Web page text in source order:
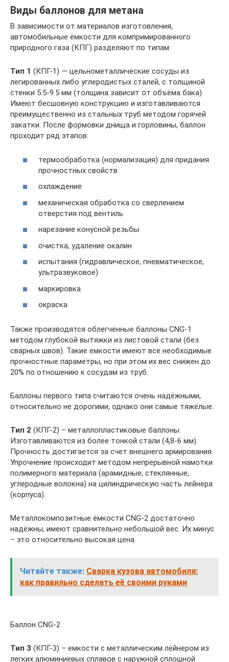
Виды баллонов для метана
В зависимости от материалов изготовления,
автомобильные ёмкости для компримированного
природного газа (КПГ) разделяют по типам:
Тип 1 (КПГ-1) — цельнометаллические сосуды из
легированных либо углеродистых сталей, с толщиной
стенки 5.5-9.5 мм (толщина зависит от объёма бака).
Имеют бесшовную конструкцию и изготавливаются
преимущественно из стальных труб методом горячей
закатки. После формовки днища и горловины, баллон
проходит ряд этапов:
термообработка (нормализация) для придания
прочностных свойств
охлаждение
механическая обработка со сверлением
отверстия под вентиль
нарезание конусной резьбы
очистка, удаление окалин
испытания (гидравлическое, пневматическое,
ультразвуковое)
маркировка
окраска
Также производятся облегченные баллоны CNG-1
методом глубокой вытяжки из листовой стали (без
сварных швов). Такие емкости имеют все необходимые
прочностные параметры, но при этом их вес снижен до
20% по отношению к сосудам из труб.
Баллоны первого типа считаются очень надёжными,
относительно не дорогими, однако они самые тяжёлые.
Тип 2 (КПГ-2) – металлопластиковые баллоны.
Изготавливаются из более тонкой стали (4,8-6 мм).
Прочность достигается за счет внешнего армирования.
Упрочнение происходит методом непрерывной намотки
полимерного материала (арамидные, стеклянные,
углеродные волокна) на цилиндрическую часть лейнера
(корпуса).
Металлокомпозитные ёмкости CNG-2 достаточно
надёжны, имеют сравнительно небольшой вес. Их минус
– это относительно высокая цена.
Читайте также: Сварка кузова автомобиля:
как правильно сделать её своими руками
Баллон CNG-2
Тип 3 (КПГ-3) – емкости с металлическим лейнером из
легких алюминиевых сплавов с наружной сплошной